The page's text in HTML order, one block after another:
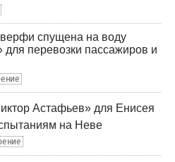
спущена на воду
перевозки пассажиров и
Астафьев» для Енисея
на Неве